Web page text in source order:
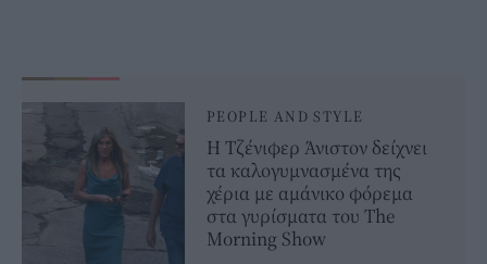
PEOPLE AND STYLE
Η Τζένιφερ Άνιστον δείχνει
τα καλογυμνασμένα της
χέρια με αμάνικο φόρεμα
στα γυρίσματα του The
Morning Show